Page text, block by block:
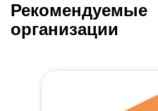
Рекомендуемые
организации